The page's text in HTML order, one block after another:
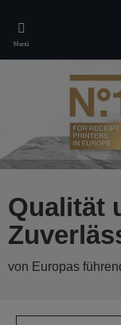
main
content
Menü
Qualität
von Europas